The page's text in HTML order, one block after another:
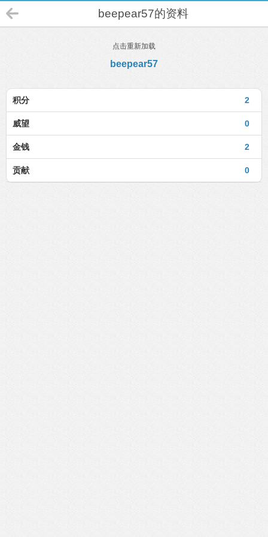
beepear57的资料
点击重新加载
beepear57
2
积分
0
威望
2
金钱
0
贡献